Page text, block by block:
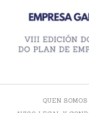
QUEN SOMOS